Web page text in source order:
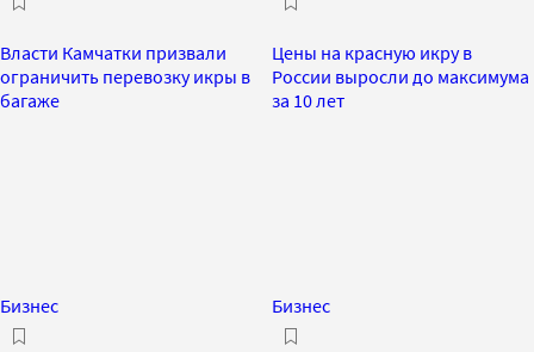
Власти Камчатки призвали
ограничить перевозку икры в
багаже
Цены на красную икру в
России выросли до максимума
за 10 лет
Бизнес Бизнес